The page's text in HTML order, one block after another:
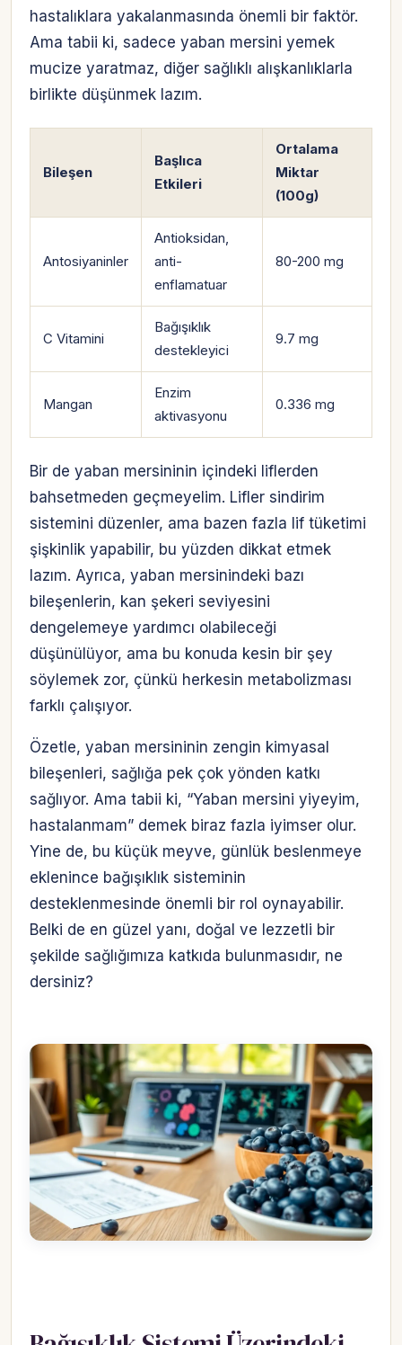
hastalıklara yakalanmasında önemli bir faktör.
Ama tabii ki, sadece yaban mersini yemek
mucize yaratmaz, diğer sağlıklı alışkanlıklarla
birlikte düşünmek lazım.
Bileşen
Başlıca
Etkileri
Ortalama
Miktar
(100g)
Antosiyaninler
Antioksidan,
anti-
enflamatuar
80-200 mg
C Vitamini
Bağışıklık
destekleyici
9.7 mg
Mangan
Enzim
aktivasyonu
0.336 mg
Bir de yaban mersininin içindeki liflerden
bahsetmeden geçmeyelim. Lifler sindirim
sistemini düzenler, ama bazen fazla lif tüketimi
şişkinlik yapabilir, bu yüzden dikkat etmek
lazım. Ayrıca, yaban mersinindeki bazı
bileşenlerin, kan şekeri seviyesini
dengelemeye yardımcı olabileceği
düşünülüyor, ama bu konuda kesin bir şey
söylemek zor, çünkü herkesin metabolizması
farklı çalışıyor.
Özetle, yaban mersininin zengin kimyasal
bileşenleri, sağlığa pek çok yönden katkı
sağlıyor. Ama tabii ki, “Yaban mersini yiyeyim,
hastalanmam” demek biraz fazla iyimser olur.
Yine de, bu küçük meyve, günlük beslenmeye
eklenince bağışıklık sisteminin
desteklenmesinde önemli bir rol oynayabilir.
Belki de en güzel yanı, doğal ve lezzetli bir
şekilde sağlığımıza katkıda bulunmasıdır, ne
dersiniz?